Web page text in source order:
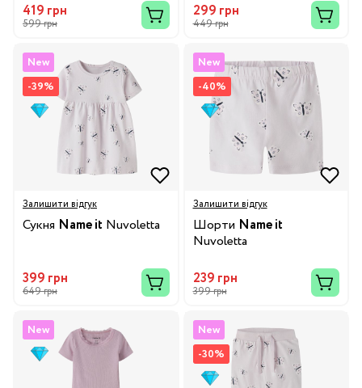
419 грн
599 грн
299 грн
449 грн
New
-39%
Залишити відгук
Сукня Name it Nuvoletta
399 грн
649 грн
New
-40%
Залишити відгук
Шорти Name it
Nuvoletta
239 грн
399 грн
New
New
-30%